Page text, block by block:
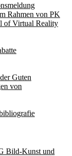
Rahmen von PK
of Virtual Reality
Guten
von
Bild-Kunst und